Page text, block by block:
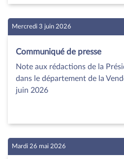
Mercredi 3 juin 2026
Communiqué de presse
Note aux rédactions de la
dans le département de la
juin 2026
Mardi 26 mai 2026